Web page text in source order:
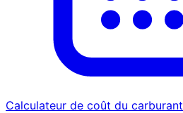
Calculateur de coût du carburant